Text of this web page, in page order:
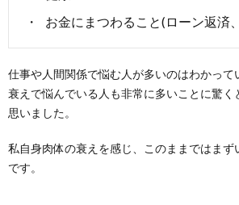
お金にまつわること(ローン返
仕事や人間関係で悩む人が多いのはわかって
衰えで悩んでいる人も非常に多いことに驚く
思いました。
私自身肉体の衰えを感じ、このままではまず
です。